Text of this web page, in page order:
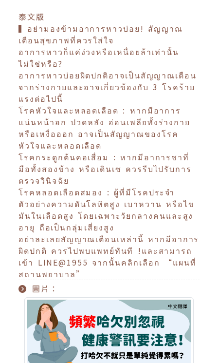
泰文版
▍อย่ามองข้ามอาการหาวบ่อย! สัญญาณ
เตือนสุขภาพที่ควรใส่ใจ
อาการหาวก็แค่ง่วงหรือเหนื่อยล้าเท่านั้น
ไม่ใช่หรือ?
อาการหาวบ่อยผิดปกติอาจเป็นสัญญาณเตือน
จากร่างกายและอาจเกี่ยวข้องกับ 3 โรคร้าย
แรงต่อไปนี้
โรคหัวใจและหลอดเลือด : หากมีอาการ
แน่นหน้าอก ปวดหลัง อ่อนเพลียทั้งร่างกาย
หรือเหงื่อออก อาจเป็นสัญญาณของโรค
หัวใจและหลอดเลือด
โรคกระดูกต้นคอเสื่อม : หากมีอาการชาที่
มือทั้งสองข้าง หรือเดินเซ ควรรีบไปรับการ
ตรวจวินิจฉัย
โรคหลอดเลือดสมอง : ผู้ที่มีโรคประจำ
ตัวอย่างความดันโลหิตสูง เบาหวาน หรือไข
มันในเลือดสูง โดยเฉพาะวัยกลางคนและสูง
อายุ ถือเป็นกลุ่มเสี่ยงสูง
อย่าละเลยสัญญาณเตือนเหล่านี้ หากมีอาการ
ผิดปกติ ควรไปพบแพทย์ทันที !และสามารถ
เข้า LINE@1955 จากนั้นคลิกเลือก “แผนที่
สถานพยาบาล”
圖片：